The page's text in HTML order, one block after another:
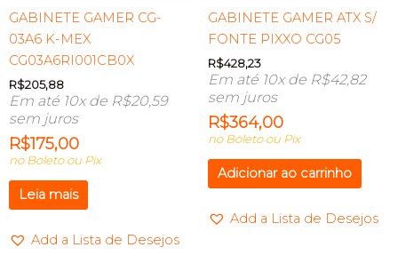
GABINETE GAMER CG-
03A6 K-MEX
CG03A6RI001CB0X
R$205,88
Em até 10x de R$20,59
sem juros
R$175,00
no Boleto ou Pix
Leia mais
Add a Lista de Desejos
GABINETE GAMER ATX S/
FONTE PIXXO CG05
R$428,23
Em até 10x de R$42,82
sem juros
R$364,00
no Boleto ou Pix
Adicionar ao carrinho
Add a Lista de Desejos